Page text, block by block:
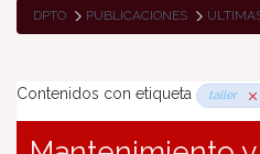
DPTO PUBLICACIONES ÚLTIMAS
Contenidos con etiqueta taller